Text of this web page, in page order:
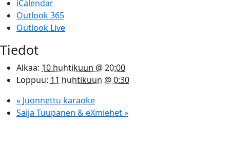
iCalendar
Outlook 365
Outlook Live
Tiedot
Alkaa: 10 huhtikuun @ 20:00
Loppuu: 11 huhtikuun @ 0:30
« Juonnettu karaoke
Saija Tuupanen & eXmiehet»